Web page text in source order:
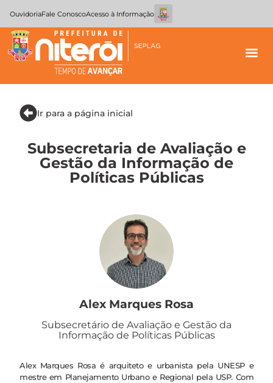
OuvidoriaFale ConoscoAcesso à Informação
Ir para a página inicial
Subsecretaria de Avaliação e
Gestão da Informação de
Políticas Públicas
Alex Marques Rosa
Subsecretário de Avaliação e Gestão da
Informação de Políticas Públicas
Alex Marques Rosa é arquiteto e urbanista pela UNESP e
mestre em Planejamento Urbano e Regional pela USP. Com